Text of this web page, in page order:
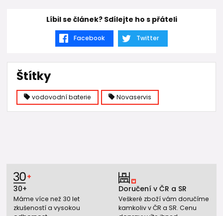
Líbil se článek? Sdílejte ho s přáteli
Facebook Twitter
Štítky
vodovodní baterie Novaservis
30+
Máme více než 30 let
zkušeností a vysokou
Doručení v ČR a SR
Veškeré zboží vám doručíme
kamkoliv v ČR a SR. Cenu